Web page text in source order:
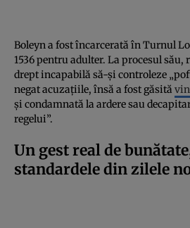
Boleyn a fost încarcerată în Turnul
1536 pentru adulter. La procesul său,
drept incapabilă să-și controleze
negat acuzațiile, însă a fost găsită
și condamnată la ardere sau
regelui”.
Un gest real de
standardele din zilele